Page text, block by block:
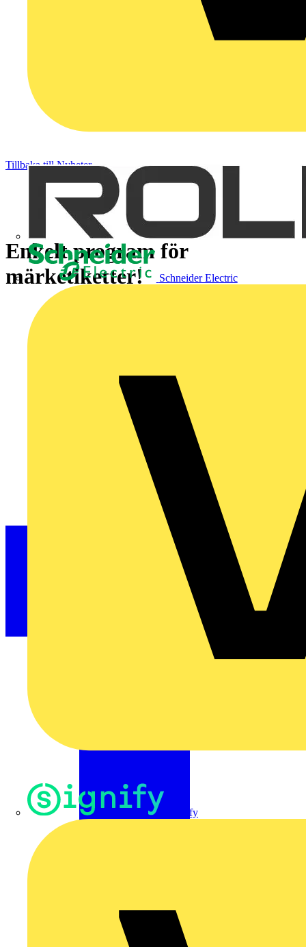
Schneider Electric
Signify
Tillbaka till Nyheter
Enkelt program för
märketiketter!